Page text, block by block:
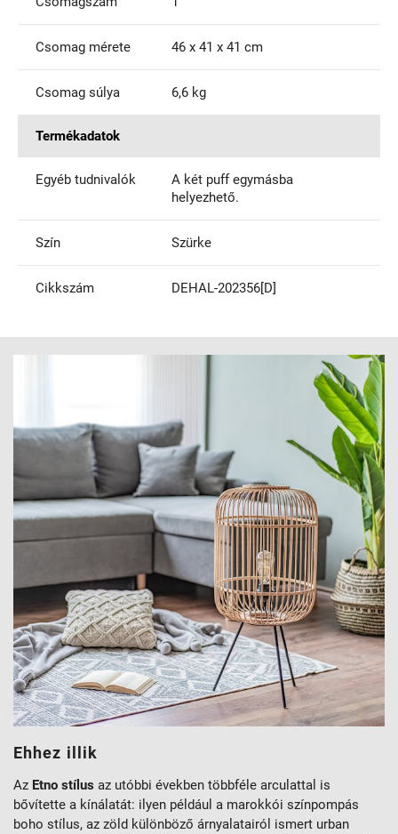
Csomag mérete 46 x 41 x 41 cm
Csomag súlya 6,6 kg
Termékadatok
Egyéb tudnivalók
A két puff egymásba
helyezhető.
Szín Szürke
Cikkszám DEHAL-202356[D]
Ehhez illik
Az Etno stílus az utóbbi években többféle arculattal is
bővítette a kínálatát: ilyen például a marokkói színpompás
boho stílus, az zöld különböző árnyalatairól ismert urban